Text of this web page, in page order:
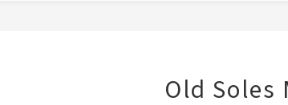
Old Soles